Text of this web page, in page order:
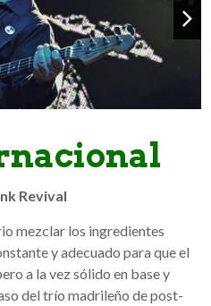
Revival
mezclar los ingredientes
y adecuado para que el
a la vez sólido en base y
del trío madrileño de post-